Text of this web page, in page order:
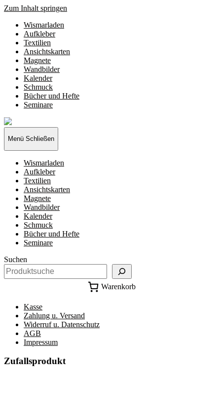
Zum Inhalt springen
Wismarladen
Aufkleber
Textilien
Ansichtskarten
Magnete
Wandbilder
Kalender
Schmuck
Bücher und Hefte
Seminare
Wismarladen
-
deine
Produzentengemeinschaft
Menü Schließen
Wismarladen
Aufkleber
Textilien
Ansichtskarten
Magnete
Wandbilder
Kalender
Schmuck
Bücher und Hefte
Seminare
Suchen
Warenkorb
Kasse
Zahlung u. Versand
Widerruf u. Datenschutz
AGB
Impressum
Zufallsprodukt